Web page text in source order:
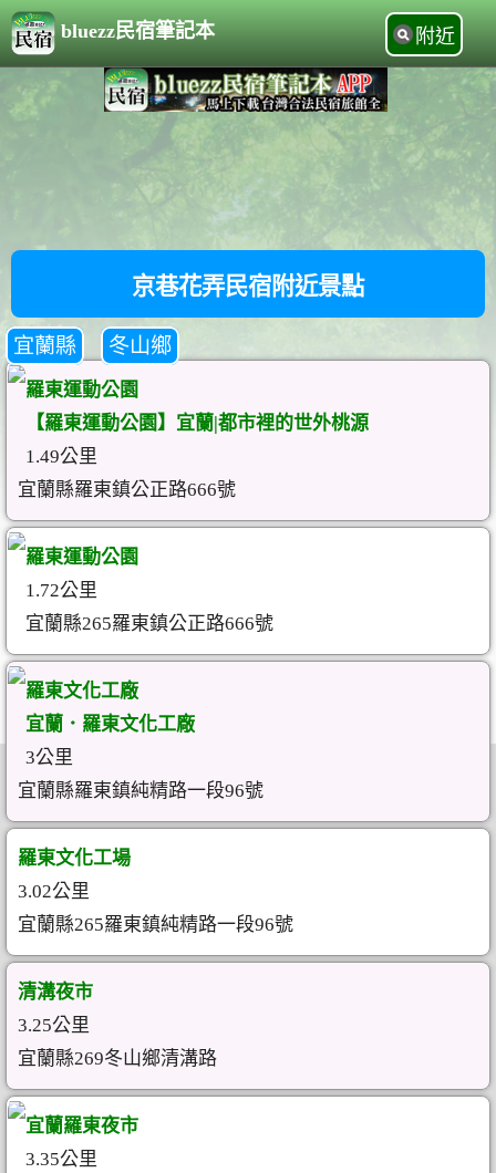
bluezz民宿筆記本 附近
京巷花弄民宿附近景點
宜蘭縣 冬山鄉
羅東運動公園
【羅東運動公園】宜蘭|都市裡的世外桃源
1.49公里
宜蘭縣羅東鎮公正路666號
羅東運動公園
1.72公里
宜蘭縣265羅東鎮公正路666號
羅東文化工廠
宜蘭．羅東文化工廠
3公里
宜蘭縣羅東鎮純精路一段96號
羅東文化工場
3.02公里
宜蘭縣265羅東鎮純精路一段96號
清溝夜市
3.25公里
宜蘭縣269冬山鄉清溝路
宜蘭羅東夜市
3.35公里